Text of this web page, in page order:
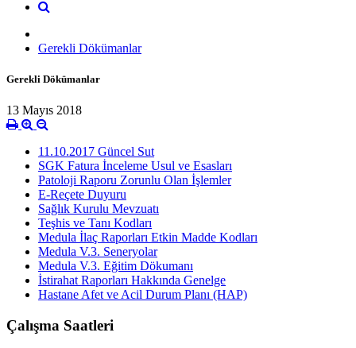
Gerekli Dökümanlar
Gerekli Dökümanlar
13 Mayıs 2018
11.10.2017 Güncel Sut
SGK Fatura İnceleme Usul ve Esasları
Patoloji Raporu Zorunlu Olan İşlemler
E-Reçete Duyuru
Sağlık Kurulu Mevzuatı
Teşhis ve Tanı Kodları
Medula İlaç Raporları Etkin Madde Kodları
Medula V.3. Seneryolar
Medula V.3. Eğitim Dökumanı
İstirahat Raporları Hakkında Genelge
Hastane Afet ve Acil Durum Planı (HAP)
Çalışma Saatleri